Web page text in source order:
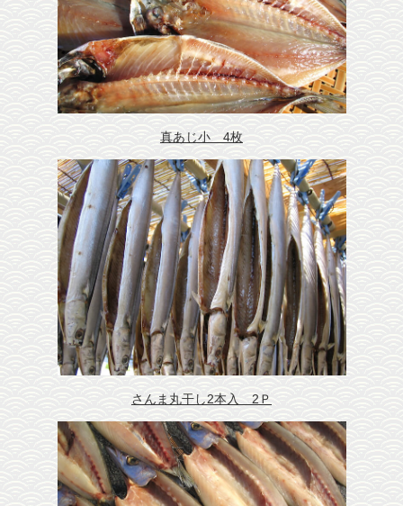
干物の旨さの秘密
干物調理の秘訣
干物保存の秘訣
直売店のご案内
会社概要
お客様の声
沼津おすすめ飲食店
沼津観光魅力スポット
リンク
団体様用予約フォーム
真あじ小 4枚
さんま丸干し2本入 2Ｐ